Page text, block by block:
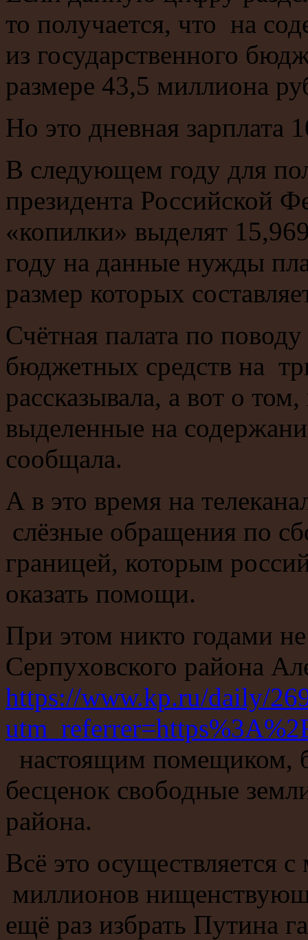
то получается, что на
из государственного
размере 43,5 миллиона
Но это дневная зарплата
В следующем году для
президента Российской
«копилки» выделят
году на данные нужды
размер которых
Счётная палата по
бюджетных средств на
рассказывала, а вот о
выделенные на
сообщала.
А в это время на
слёзные обращения по
границей, которым
оказать помощи.
При этом никто годами
Серпуховского района
https://www.kp.ru/daily/
настоящим помещиком,
бесценок свободные
района.
Всё это осуществляется с
миллионов
ещё раз избрать Путина